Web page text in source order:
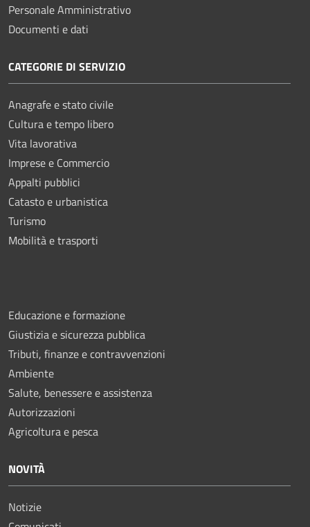
Personale Amministrativo
Documenti e dati
CATEGORIE DI SERVIZIO
Anagrafe e stato civile
Cultura e tempo libero
Vita lavorativa
Imprese e Commercio
Appalti pubblici
Catasto e urbanistica
Turismo
Mobilità e trasporti
Educazione e formazione
Giustizia e sicurezza pubblica
Tributi, finanze e contravvenzioni
Ambiente
Salute, benessere e assistenza
Autorizzazioni
Agricoltura e pesca
NOVITÀ
Notizie